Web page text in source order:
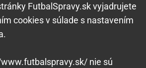
FutbalSpravy.sk vyjadrujete
cookies v súlade s nastavením
nie sú